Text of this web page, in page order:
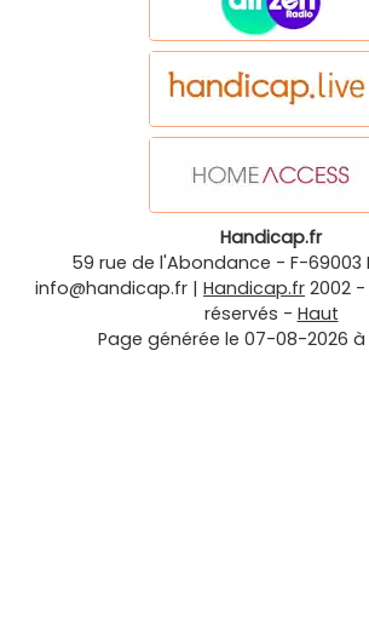
Handicap.fr
59 rue de l'Abondance - F-69003
info@handicap.fr | Handicap.fr 2002
réservés - Haut
Page générée le 07-08-2026 à